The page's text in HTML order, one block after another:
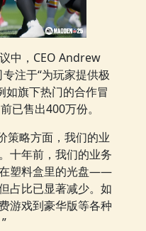
中，CEO Andrew
注于“为玩家提供极
如旗下热门的合作冒
已售出400万份。
策略方面，我们的业
十年前，我们的业务
塑料盒里的光盘——
占比已显著减少。如
游戏到豪华版等各种